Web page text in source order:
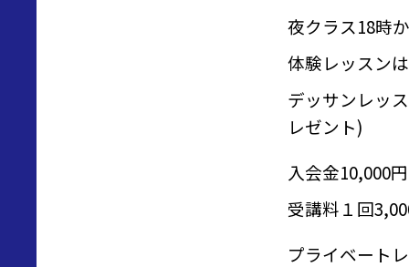
夜クラス18時
体験レッスン
デッサンレッ
レゼント)
入会金10,000
受講料１回
プライベート